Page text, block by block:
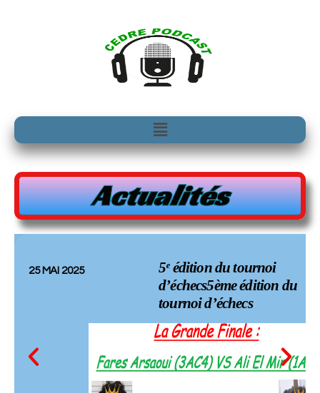
Menu
Actualités
25 MAI 2025
5ᵉ édition du tournoi
d’échecs5ème édition du
tournoi d’échecs